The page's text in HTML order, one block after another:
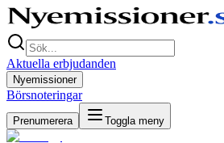
Aktuella erbjudanden
Nyemissioner
Börsnoteringar
Prenumerera Toggla meny